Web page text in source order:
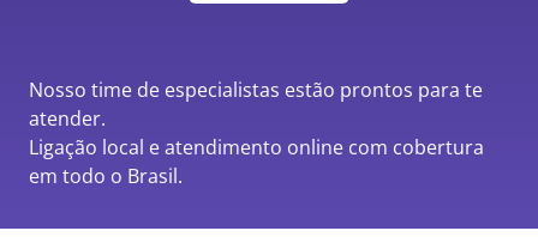
Nosso time de especialistas estão prontos para te
atender.
Ligação local e atendimento online com cobertura
em todo o Brasil.